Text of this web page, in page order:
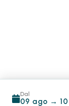
Dal
09 ago →